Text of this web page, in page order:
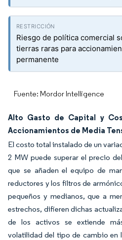
Riesgo de política comercial
tierras raras para
permanente
Fuente: Mordor Intelligence
Alto Gasto de Capital y
Accionamientos de Media
El costo total instalado de un
2 MW puede superar el precio
que se añaden el equipo de
reductores y los filtros de
pequeños y medianos, que a
estrechos, difieren dichas
de los activos se extiende
volatilidad del tipo de cambio en